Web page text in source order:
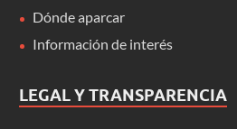
Dónde aparcar
Información de interés
LEGAL Y TRANSPARENCIA